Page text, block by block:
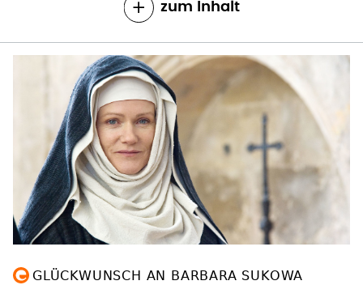
zum Inhalt
GLÜCKWUNSCH AN BARBARA SUKOWA